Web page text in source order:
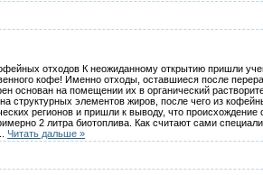
отходов К неожиданному открытию пришли
кофе! Именно отходы, оставшиеся после
основан на помещении их в органический
структурных элементов жиров, после чего из
регионов и пришли к выводу, что происхождение
2 литра биотоплива. Как считают сами
Читать дальше »